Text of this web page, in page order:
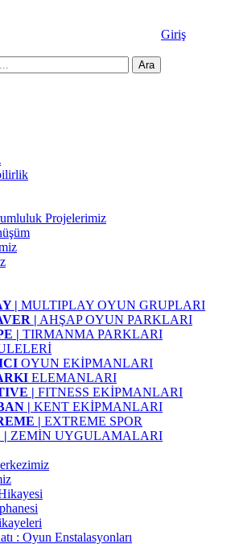
Giriş
Projelerimiz
| MULTIPLAY OYUN GRUPLARI
| AHŞAP OYUN PARKLARI
| TIRMANMA PARKLARI
OYUN EKİPMANLARI
ELEMANLARI
| FITNESS EKİPMANLARI
| KENT EKİPMANLARI
| EXTREME SPOR
| ZEMİN UYGULAMALARI
: Oyun Enstalasyonları